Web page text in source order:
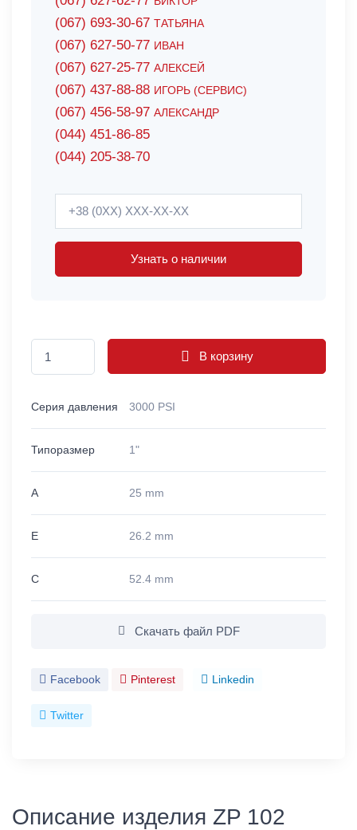
(067) 693-30-67 ТАТЬЯНА
(067) 627-50-77 ИВАН
(067) 627-25-77 АЛЕКСЕЙ
(067) 437-88-88 ИГОРЬ (СЕРВИС)
(067) 456-58-97 АЛЕКСАНДР
(044) 451-86-85
(044) 205-38-70
Узнать о наличии
В корзину
Серия давления 3000 PSI
Типоразмер 1"
A 25 mm
E 26.2 mm
C 52.4 mm
Скачать файл PDF
Facebook Pinterest Linkedin
Twitter
Описание изделия ZP 102